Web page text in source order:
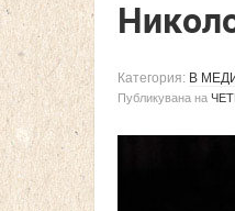
Категория: В
Публикувана на